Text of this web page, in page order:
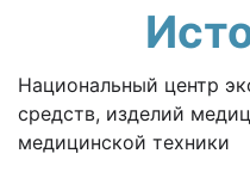
Национальный центр
средств, изделий
медицинской техники